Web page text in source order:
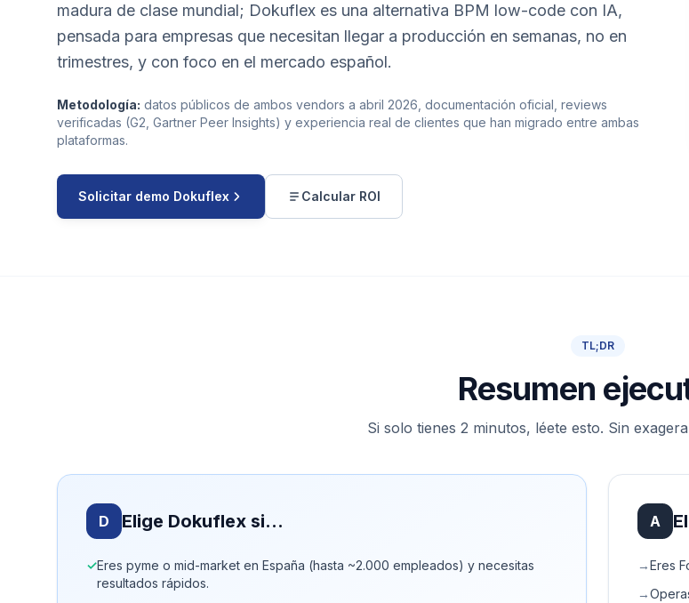
madura de clase mundial; Dokuflex es una alternativa BPM low-code con IA,
pensada para empresas que necesitan llegar a producción en semanas, no en
trimestres, y con foco en el mercado español.
Metodología: datos públicos de ambos vendors a abril 2026, documentación oficial, reviews
verificadas (G2, Gartner Peer Insights) y experiencia real de clientes que han migrado entre ambas
plataformas.
Solicitar demo Dokuflex Calcular ROI
TL;DR
Resumen
Si solo tienes 2 minutos, léete esto. Sin
D Elige Dokuflex si…
✓Eres pyme o mid-market en España (hasta ~2.000 empleados) y necesitas
resultados rápidos.
A
→Eres
→